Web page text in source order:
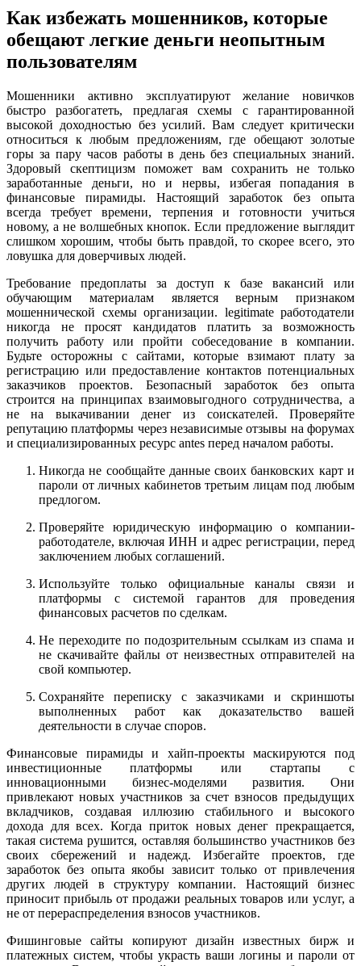
Как избежать мошенников, которые
обещают легкие деньги неопытным
пользователям
Мошенники активно эксплуатируют желание новичков
быстро разбогатеть, предлагая схемы с гарантированной
высокой доходностью без усилий. Вам следует критически
относиться к любым предложениям, где обещают золотые
горы за пару часов работы в день без специальных знаний.
Здоровый скептицизм поможет вам сохранить не только
заработанные деньги, но и нервы, избегая попадания в
финансовые пирамиды. Настоящий заработок без опыта
всегда требует времени, терпения и готовности учиться
новому, а не волшебных кнопок. Если предложение выглядит
слишком хорошим, чтобы быть правдой, то скорее всего, это
ловушка для доверчивых людей.
Требование предоплаты за доступ к базе вакансий или
обучающим материалам является верным признаком
мошеннической схемы организации. legitimate работодатели
никогда не просят кандидатов платить за возможность
получить работу или пройти собеседование в компании.
Будьте осторожны с сайтами, которые взимают плату за
регистрацию или предоставление контактов потенциальных
заказчиков проектов. Безопасный заработок без опыта
строится на принципах взаимовыгодного сотрудничества, а
не на выкачивании денег из соискателей. Проверяйте
репутацию платформы через независимые отзывы на форумах
и специализированных ресурс antes перед началом работы.
Никогда не сообщайте данные своих банковских карт и
пароли от личных кабинетов третьим лицам под любым
предлогом.
Проверяйте юридическую информацию о компании-
работодателе, включая ИНН и адрес регистрации, перед
заключением любых соглашений.
Используйте только официальные каналы связи и
платформы с системой гарантов для проведения
финансовых расчетов по сделкам.
Не переходите по подозрительным ссылкам из спама и
не скачивайте файлы от неизвестных отправителей на
свой компьютер.
Сохраняйте переписку с заказчиками и скриншоты
выполненных работ как доказательство вашей
деятельности в случае споров.
Финансовые пирамиды и хайп-проекты маскируются под
инвестиционные платформы или стартапы с
инновационными бизнес-моделями развития. Они
привлекают новых участников за счет взносов предыдущих
вкладчиков, создавая иллюзию стабильного и высокого
дохода для всех. Когда приток новых денег прекращается,
такая система рушится, оставляя большинство участников без
своих сбережений и надежд. Избегайте проектов, где
заработок без опыта якобы зависит только от привлечения
других людей в структуру компании. Настоящий бизнес
приносит прибыль от продажи реальных товаров или услуг, а
не от перераспределения взносов участников.
Фишинговые сайты копируют дизайн известных бирж и
платежных систем, чтобы украсть ваши логины и пароли от